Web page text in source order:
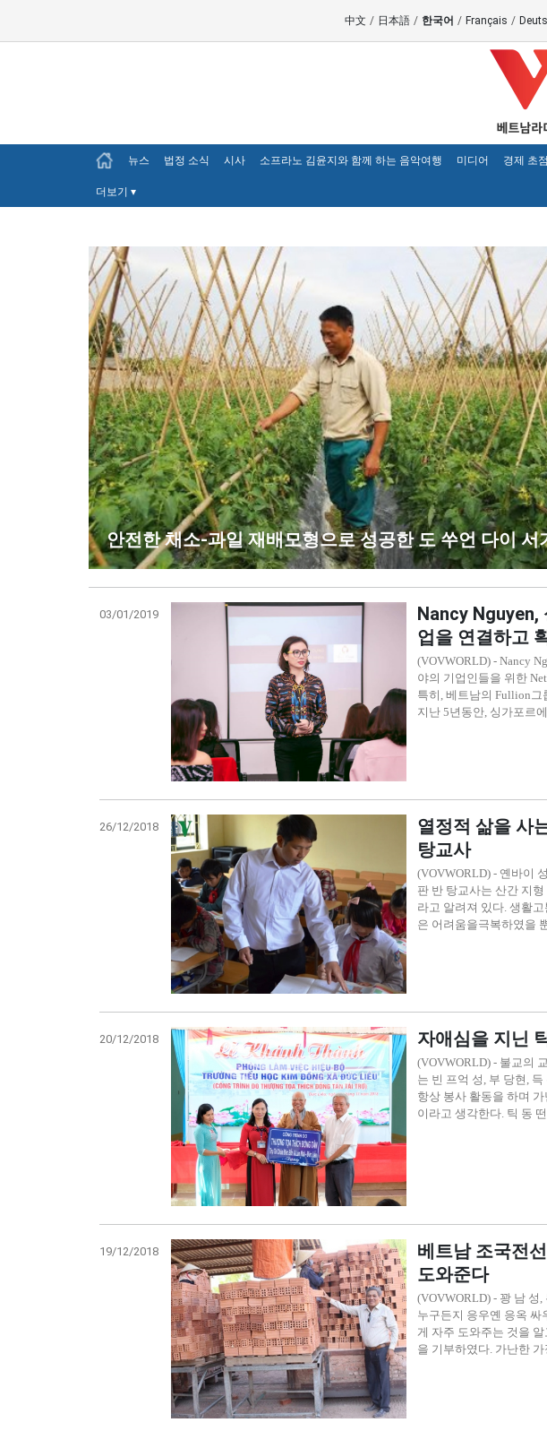
中文 / 日本語 / 한국어 / Français /
뉴스 법정 소식 시사 소프라노 김윤지와 함께 하는 음악여행 미디어 경제 초점
더보기 ▾
안전한 채소-과일 재배모형으로 성공한 도 쑤언 다이 서
03/01/2019
Nancy Nguyen,
업을 연결하고
(VOVWORLD) - Nancy
야의 기업인들을 위한
특히, 베트남의 Fullion그
지난 5년동안, 싱가포르
26/12/2018
열정적 삶을 사
탕교사
(VOVWORLD) - 옌바이
판 반 탕교사는 산간 지
라고 알려져 있다. 생활
은 어려움을극복하였을
20/12/2018 자애심을 지닌
(VOVWORLD) - 불교의
는 빈 프억 성, 부 당현,
항상 봉사 활동을 하며
이라고 생각한다. 틱 동
19/12/2018
베트남 조국전
도와준다
(VOVWORLD) - 꽝 남 성
누구든지 응우옌 응옥 싸
게 자주 도와주는 것을
을 기부하였다. 가난한